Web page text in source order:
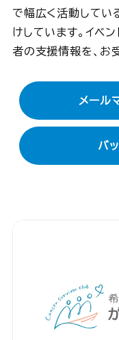
で幅広く活動してい
けしています。イベ
者の支援情報を、お
メール
バ